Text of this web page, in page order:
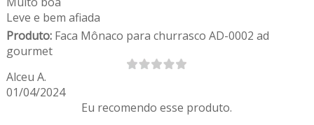
Leve e bem afiada
Produto:Faca Mônaco para churrasco AD-0002 ad
gourmet
Alceu A.
01/04/2024
Eu recomendo esse produto.